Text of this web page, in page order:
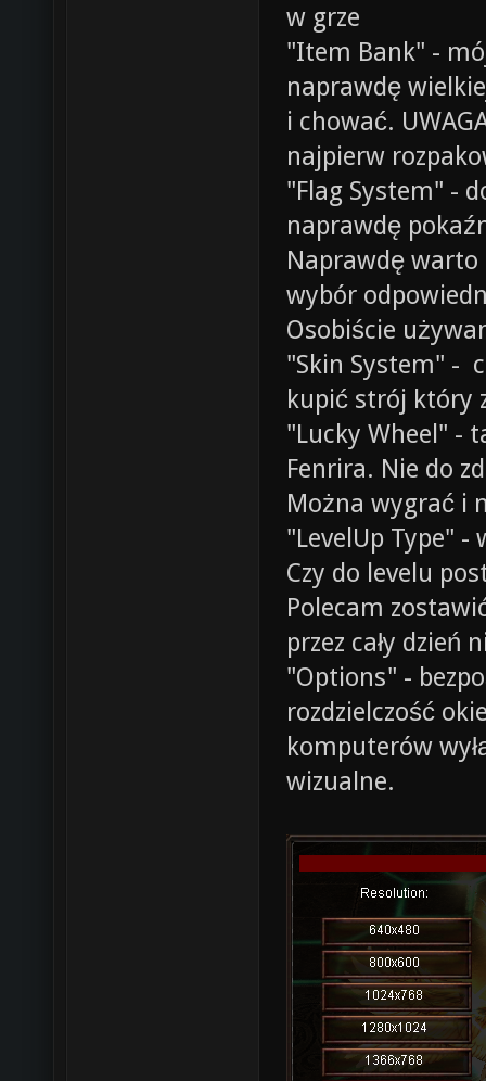
w grze
"Item Bank" -
naprawdę
i chować.
najpierw
"Flag System" -
naprawdę
Naprawdę warto
wybór
Osobiście
"Skin System" -
kupić strój który
"Lucky Wheel" -
Fenrira. Nie do
Można wygrać i
"LevelUp Type"
Czy do levelu
Polecam
przez cały dzień
"Options" -
rozdzielczość
komputerów
wizualne.